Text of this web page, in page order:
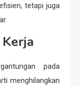
tetapi juga
pada
menghilangkan